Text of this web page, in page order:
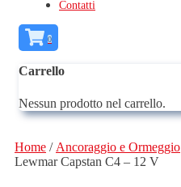
Contatti
0
Carrello
Nessun prodotto nel carrello.
Home / Ancoraggio e Ormeggio
Lewmar Capstan C4 – 12 V